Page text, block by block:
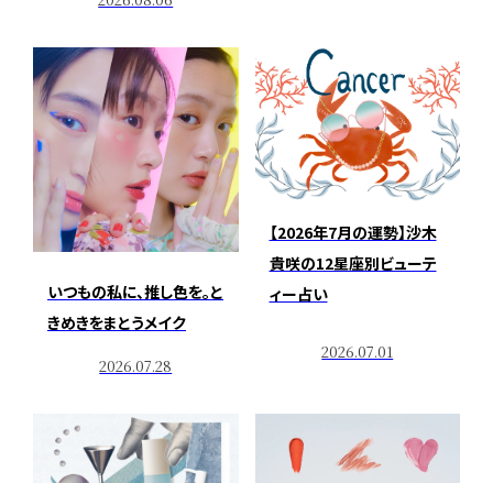
いつもの私に、推し色を。と
きめきをまとうメイク
2026.07.28
【2026年7月の運勢】沙木
貴咲の12星座別ビューテ
ィー占い
2026.07.01